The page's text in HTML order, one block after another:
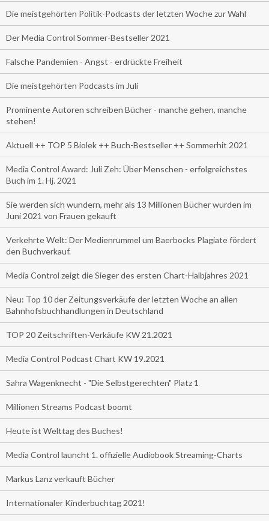
Die meistgehörten Politik-Podcasts der letzten Woche zur Wahl
Der Media Control Sommer-Bestseller 2021
Falsche Pandemien - Angst - erdrückte Freiheit
Die meistgehörten Podcasts im Juli
Prominente Autoren schreiben Bücher - manche gehen, manche
stehen!
Aktuell ++ TOP 5 Biolek ++ Buch-Bestseller ++ Sommerhit 2021
Media Control Award: Juli Zeh: Über Menschen - erfolgreichstes
Buch im 1. Hj. 2021
Sie werden sich wundern, mehr als 13 Millionen Bücher wurden im
Juni 2021 von Frauen gekauft
Verkehrte Welt: Der Medienrummel um Baerbocks Plagiate fördert
den Buchverkauf.
Media Control zeigt die Sieger des ersten Chart-Halbjahres 2021
Neu: Top 10 der Zeitungsverkäufe der letzten Woche an allen
Bahnhofsbuchhandlungen in Deutschland
TOP 20 Zeitschriften-Verkäufe KW 21.2021
Media Control Podcast Chart KW 19.2021
Sahra Wagenknecht - "Die Selbstgerechten" Platz 1
Millionen Streams Podcast boomt
Heute ist Welttag des Buches!
Media Control launcht 1. offizielle Audiobook Streaming-Charts
Markus Lanz verkauft Bücher
Internationaler Kinderbuchtag 2021!